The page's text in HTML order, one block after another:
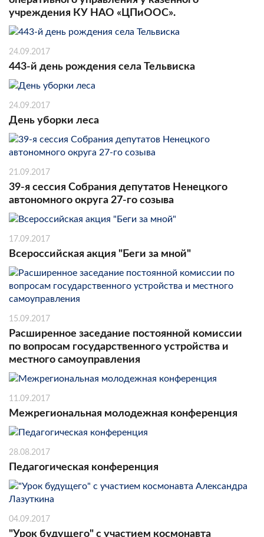
учреждения КУ НАО «ЦПиООС».
24.09.2017
443-й день рождения села Тельвиска
24.09.2017
День уборки леса
21.09.2017
39-я сессия Собрания депутатов Ненецкого
автономного округа 27-го созыва
17.09.2017
Всероссийская акция "Беги за мной"
15.09.2017
Расширенное заседание постоянной комиссии
по вопросам государственного устройства и
местного самоуправления
11.09.2017
Межрегиональная молодежная конференция
28.08.2017
Педагогическая конференция
04.09.2017
"Урок будущего" с участием космонавта